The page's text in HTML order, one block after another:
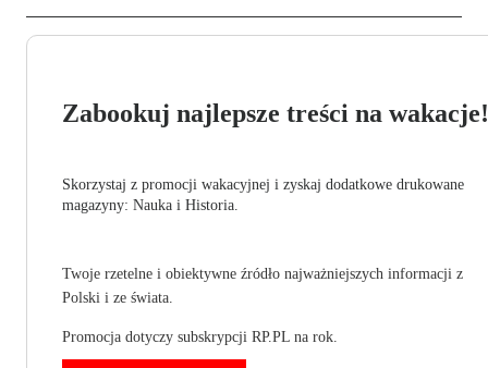
Zabookuj najlepsze treści na wakacje!
Skorzystaj z promocji wakacyjnej i zyskaj dodatkowe drukowane
magazyny: Nauka i Historia.
Twoje rzetelne i obiektywne źródło najważniejszych informacji z
Polski i ze świata.
Promocja dotyczy subskrypcji RP.PL na rok.